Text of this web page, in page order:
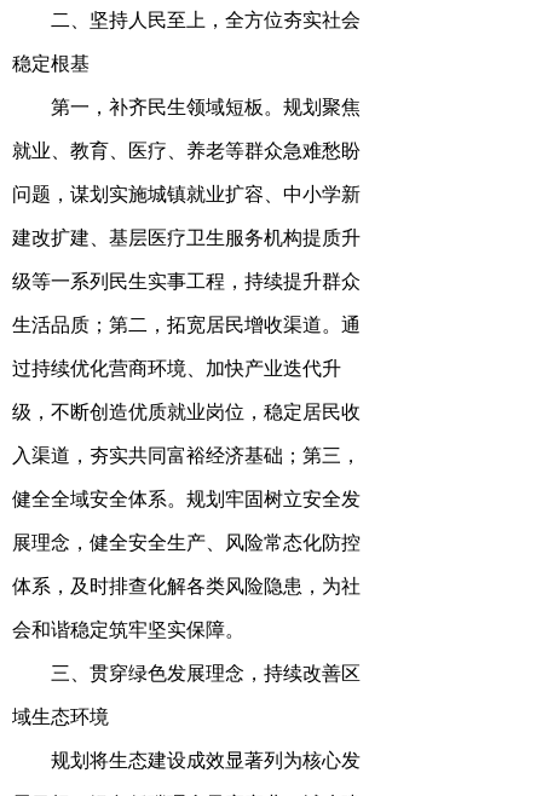
二、坚持人民至上，全方位夯实社会
稳定根基
第一，补齐民生领域短板。规划聚焦
就业、教育、医疗、养老等群众急难愁盼
问题，谋划实施城镇就业扩容、中小学新
建改扩建、基层医疗卫生服务机构提质升
级等一系列民生实事工程，持续提升群众
生活品质；第二，拓宽居民增收渠道。通
过持续优化营商环境、加快产业迭代升
级，不断创造优质就业岗位，稳定居民收
入渠道，夯实共同富裕经济基础；第三，
健全全域安全体系。规划牢固树立安全发
展理念，健全安全生产、风险常态化防控
体系，及时排查化解各类风险隐患，为社
会和谐稳定筑牢坚实保障。
三、贯穿绿色发展理念，持续改善区
域生态环境
规划将生态建设成效显著列为核心发